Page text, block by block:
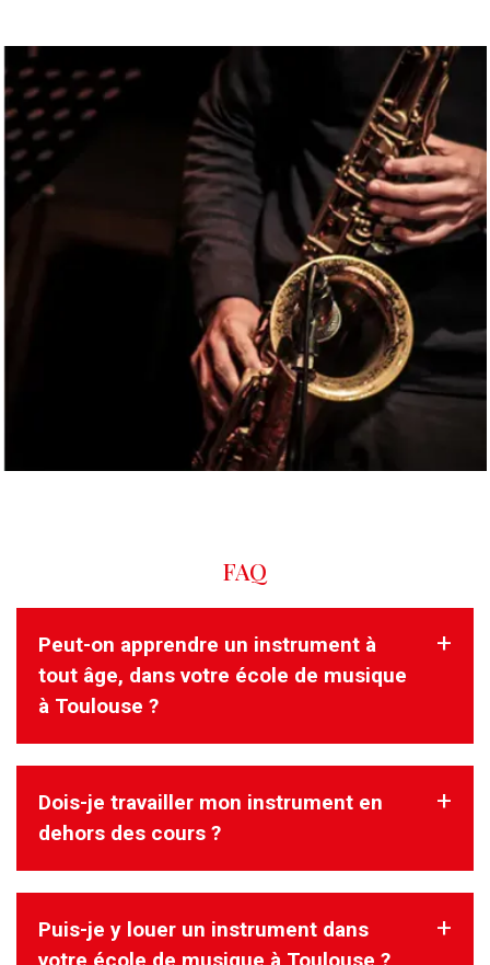
FAQ
Peut-on apprendre un instrument à
tout âge, dans votre école de musique
à Toulouse ?
On peut démarrer l’apprentissage d’un instrument à tout à
âge.
Il est important pour nous de comprendre votre objectif afin
de vous aider dans cette
démarche.
Dois-je travailler mon instrument en
dehors des cours ?
instrument en dehors des cours, lorsque
vous êtes dans l’apprentissage d’un instrument.
Puis-je y louer un instrument dans